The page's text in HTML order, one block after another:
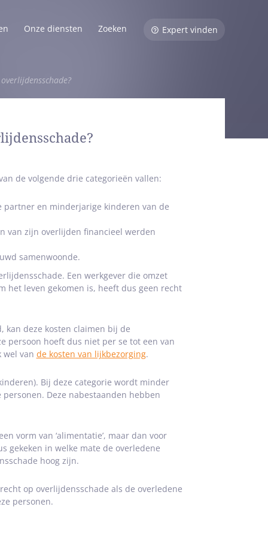
Onze diensten Zoeken Expert vinden
de volgende drie categorieën vallen:
partner en minderjarige kinderen van de
van zijn overlijden financieel werden
samenwoonde.
Een werkgever die omzet
het leven gekomen is, heeft dus geen recht
kan deze kosten claimen bij de
persoon hoeft dus niet per se tot een van
wel van de kosten van lijkbezorging.
Bij deze categorie wordt minder
Deze nabestaanden hebben
vorm van ‘alimentatie’, maar dan voor
gekeken in welke mate de overledene
hoog zijn.
op overlijdensschade als de overledene
personen.